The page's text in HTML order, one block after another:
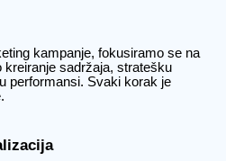
kampanje, fokusiramo se na
kreiranje sadržaja, stratešku
performansi. Svaki korak je